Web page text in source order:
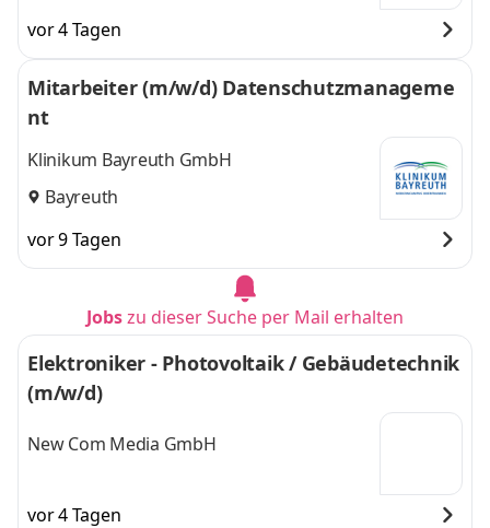
vor 4 Tagen
Mitarbeiter (m/w/d) Datenschutzmanageme
nt
Klinikum Bayreuth GmbH
Bayreuth
vor 9 Tagen
Jobszu dieser Suche per Mail erhalten
Elektroniker - Photovoltaik / Gebäudetechnik
(m/w/d)
New Com Media GmbH
vor 4 Tagen